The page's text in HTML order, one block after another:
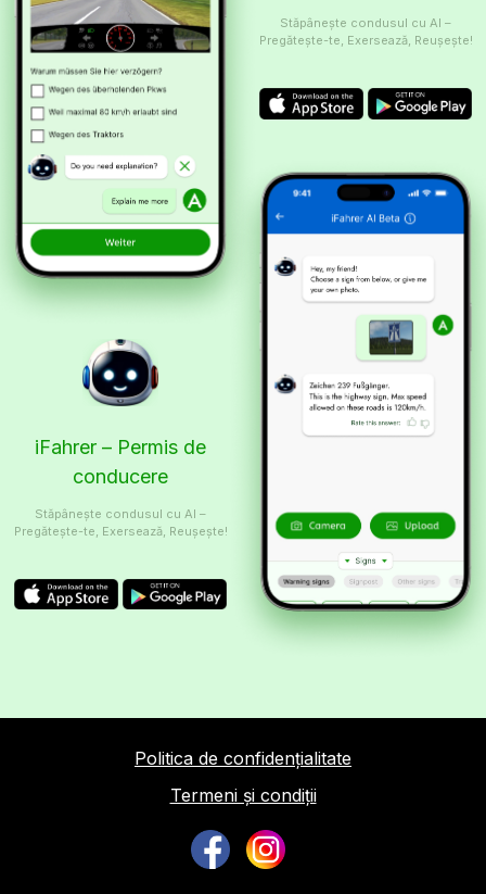
iFahrer – Permis de
conducere
Stăpânește condusul cu AI –
Pregătește-te, Exersează, Reușește!
Stăpânește condusul cu AI –
Pregătește-te, Exersează, Reușește!
Politica de confidențialitate
Termeni și condiții